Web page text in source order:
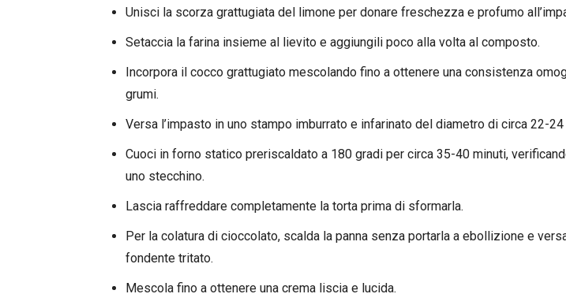
Unisci la scorza grattugiata del limone per donare freschezza e profumo
Setaccia la farina insieme al lievito e aggiungili poco alla volta al composto.
Incorpora il cocco grattugiato mescolando fino a ottenere una consistenza
grumi.
Versa l’impasto in uno stampo imburrato e infarinato del diametro di circa 22-
Cuoci in forno statico preriscaldato a 180 gradi per circa 35-40 minuti,
uno stecchino.
Lascia raffreddare completamente la torta prima di sformarla.
Per la colatura di cioccolato, scalda la panna senza portarla a ebollizione e
fondente tritato.
Mescola fino a ottenere una crema liscia e lucida.